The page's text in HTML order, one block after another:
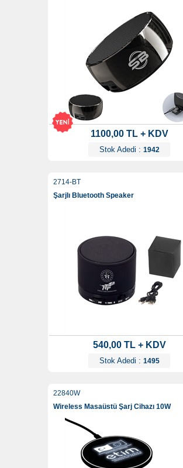
1100,00 TL + KDV
Stok Adedi : 1942
2714-BT
Şarjlı Bluetooth Speaker
540,00 TL + KDV
Stok Adedi : 1495
22840W
Wireless Masaüstü Şarj Cihazı 10W